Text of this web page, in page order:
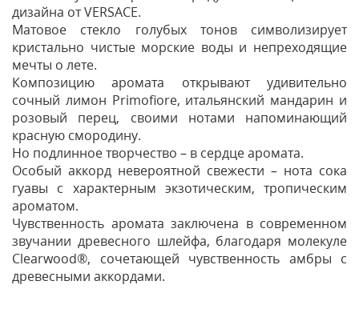
дизайна от VERSACE.
Матовое стекло голубых тонов символизирует
кристально чистые морские воды и непреходящие
мечты о лете.
Композицию аромата открывают удивительно
сочный лимон Primofiore, итальянский мандарин и
розовый перец, своими нотами напоминающий
красную смородину.
Но подлинное творчество – в сердце аромата.
Особый аккорд невероятной свежести – нота сока
гуавы с характерным экзотическим, тропическим
ароматом.
Чувственность аромата заключена в современном
звучании древесного шлейфа, благодаря молекуле
Clearwood®, сочетающей чувственность амбры с
древесными аккордами.